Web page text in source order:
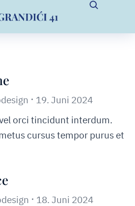
19. Juni 2024
orci tincidunt interdum.
cursus tempor purus et
18. Juni 2024